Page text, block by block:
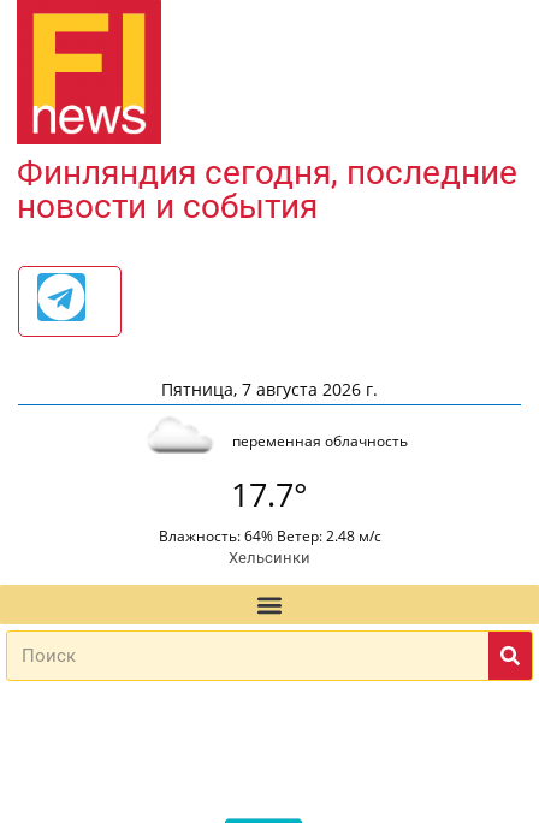
Финляндия сегодня, последние
новости и события
Пятница, 7 августа 2026 г.
переменная облачность
17.7°
Влажность: 64% Ветер: 2.48 м/с
Хельсинки